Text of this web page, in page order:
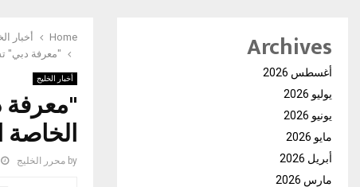
Home
أخبار
"معرفة دبي"
أخبار الخليج
"معرفة
الخاصة
by محرر الخليج
Archives
أغسطس 2026
يوليو 2026
يونيو 2026
مايو 2026
أبريل 2026
مارس 2026